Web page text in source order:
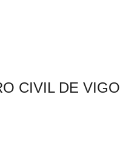
CIVIL DE VIGO